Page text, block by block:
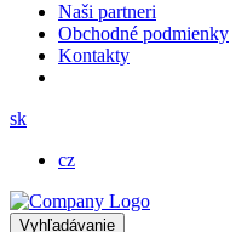
Naši partneri
Obchodné podmienky
Kontakty
sk
cz
Vyhľadávanie